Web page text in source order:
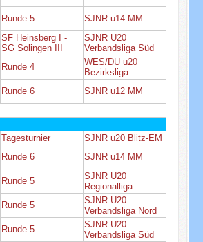
Runde 5
SJNR u14 MM
SF Heinsberg I -
SG Solingen III
SJNR U20
Verbandsliga Süd
Runde 4
WES/DU u20
Bezirksliga
Runde 6 SJNR u12 MM
Tagesturnier
SJNR u20 Blitz-EM
Runde 6 SJNR u14 MM
Runde 5
SJNR U20
Regionalliga
Runde 5
SJNR U20
Verbandsliga Nord
Runde 5
SJNR U20
Verbandsliga Süd